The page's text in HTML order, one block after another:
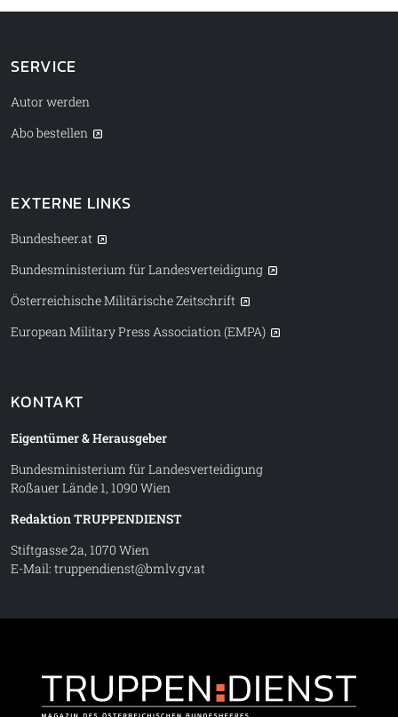
SERVICE
Autor werden
Abo bestellen
EXTERNE LINKS
Bundesheer.at
Bundesministerium für Landesverteidigung
Österreichische Militärische Zeitschrift
European Military Press Association (EMPA)
KONTAKT
Eigentümer & Herausgeber
Bundesministerium für Landesverteidigung
Roßauer Lände 1, 1090 Wien
Redaktion TRUPPENDIENST
Stiftgasse 2a, 1070 Wien
E-Mail: truppendienst@bmlv.gv.at